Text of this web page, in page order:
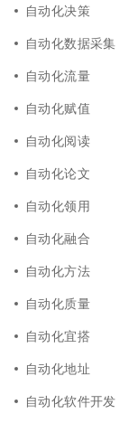
自动化决策
自动化数据采集
自动化流量
自动化赋值
自动化阅读
自动化论文
自动化领用
自动化融合
自动化方法
自动化质量
自动化宜搭
自动化地址
自动化软件开发